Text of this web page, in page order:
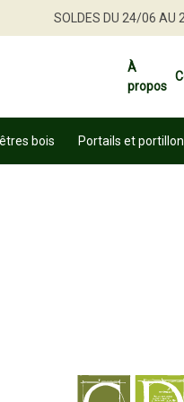
Jusqu'à -30 % sur une
Profitez en vite
À
propos
bois Portails et